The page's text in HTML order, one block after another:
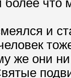
что
и
же они